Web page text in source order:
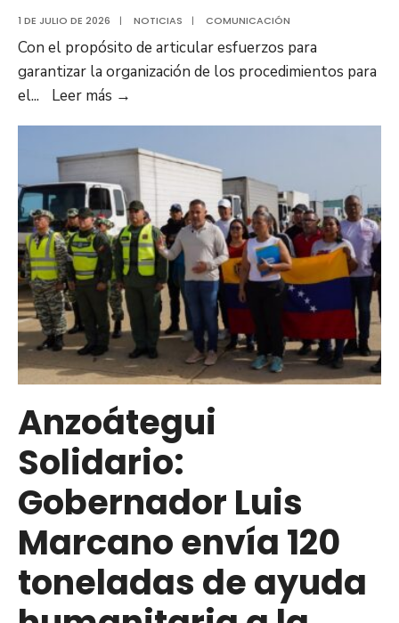
1 DE JULIO DE 2026 | NOTICIAS | COMUNICACIÓN
Con el propósito de articular esfuerzos para
garantizar la organización de los procedimientos para
el... Leer más →
sociedad
civil
de
Anzoátegui
afinan
estrategias
para
envío
marítimo
de
ayuda
humanitaria
hacia
la
región
central
país
Anzoátegui
Solidario:
Gobernador Luis
Marcano envía 120
toneladas de ayuda